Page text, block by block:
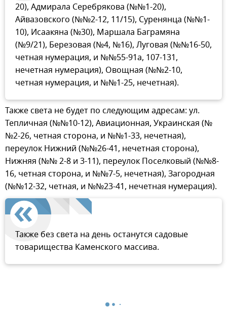
20), Адмирала Серебрякова (№№1-20),
Айвазовского (№№2-12, 11/15), Суренянца (№№1-
10), Исаакяна (№30), Маршала Баграмяна
(№9/21), Березовая (№4, №16), Луговая (№№16-50,
четная нумерация, и №№55-91а, 107-131,
нечетная нумерация), Овощная (№№2-10,
четная нумерация, и №№1-25, нечетная).
Также света не будет по следующим адресам: ул.
Тепличная (№№10-12), Авиационная, Украинская (№
№2-26, четная сторона, и №№1-33, нечетная),
переулок Нижний (№№26-41, нечетная сторона),
Нижняя (№№ 2-8 и 3-11), переулок Поселковый (№№8-
16, четная сторона, и №№7-5, нечетная), Загородная
(№№12-32, четная, и №№23-41, нечетная нумерация).
Также без света на день останутся садовые
товарищества Каменского массива.